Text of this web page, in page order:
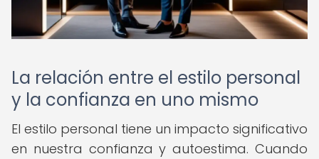
La relación entre el estilo personal
y la confianza en uno mismo
El estilo personal tiene un impacto significativo
en nuestra confianza y autoestima. Cuando